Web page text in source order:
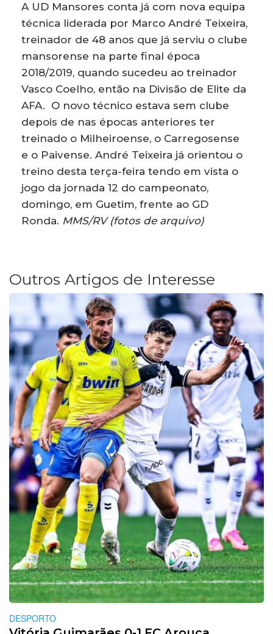
A UD Mansores conta já com nova equipa
técnica liderada por Marco André Teixeira,
treinador de 48 anos que já serviu o clube
mansorense na parte final época
2018/2019, quando sucedeu ao treinador
Vasco Coelho, então na Divisão de Elite da
AFA. O novo técnico estava sem clube
depois de nas épocas anteriores ter
treinado o Milheiroense, o Carregosense
e o Paivense. André Teixeira já orientou o
treino desta terça-feira tendo em vista o
jogo da jornada 12 do campeonato,
domingo, em Guetim, frente ao GD
Ronda. MMS/RV (fotos de arquivo)
Outros Artigos de Interesse
DESPORTO